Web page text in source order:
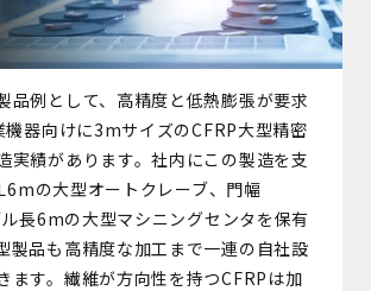
品例として、高精度と低熱膨張が要求
器向けに3mサイズのCFRP大型精密
実績があります。社内にこの製造を支
の大型オートクレーブ、門幅
長6mの大型マシニングセンタを保有
製品も高精度な加工まで一連の自社設
ます。繊維が方向性を持つCFRPは加